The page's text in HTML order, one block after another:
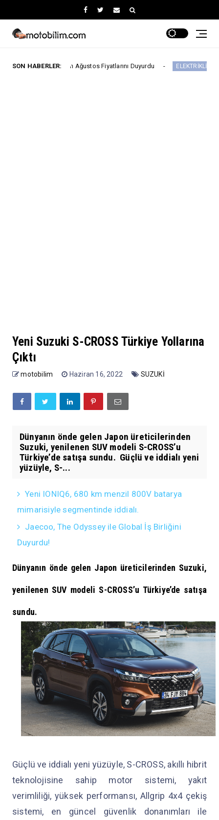
SON HABERLER:
Başlayan Ağustos Fiyatlarını Duyurdu ELEKTRİKLİ ARAÇLAR
Yeni Suzuki S-CROSS Türkiye Yollarına
Çıktı
motobilim Haziran 16, 2022 SUZUKİ
Dünyanın önde gelen Japon üreticilerinden
Suzuki, yenilenen SUV modeli S-CROSS’u
Türkiye’de satışa sundu. Güçlü ve iddialı yeni
yüzüyle, S-...
Yeni IONIQ6, 680 km menzil 800V batarya
mimarisiyle segmentinde iddialı.
Jaecoo, The Odyssey ile Global İş Birliğini
Duyurdu!
Dünyanın önde gelen Japon üreticilerinden Suzuki,
yenilenen SUV modeli S-CROSS’u Türkiye’de satışa
sundu.
Güçlü ve iddialı yeni yüzüyle, S-CROSS, akıllı hibrit
teknolojisine sahip motor sistemi, yakıt
verimliliği, yüksek performansı, Allgrip 4x4 çekiş
sistemi, en güncel güvenlik donanımları ile